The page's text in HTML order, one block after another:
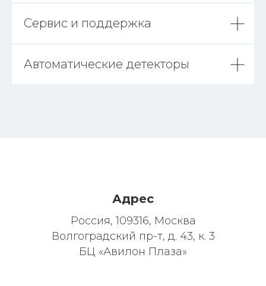
Сервис и поддержка
Автоматические детекторы
Адрес
Россия, 109316, Москва
Волгоградский пр-т, д. 43, к. 3
БЦ «Авилон Плаза»